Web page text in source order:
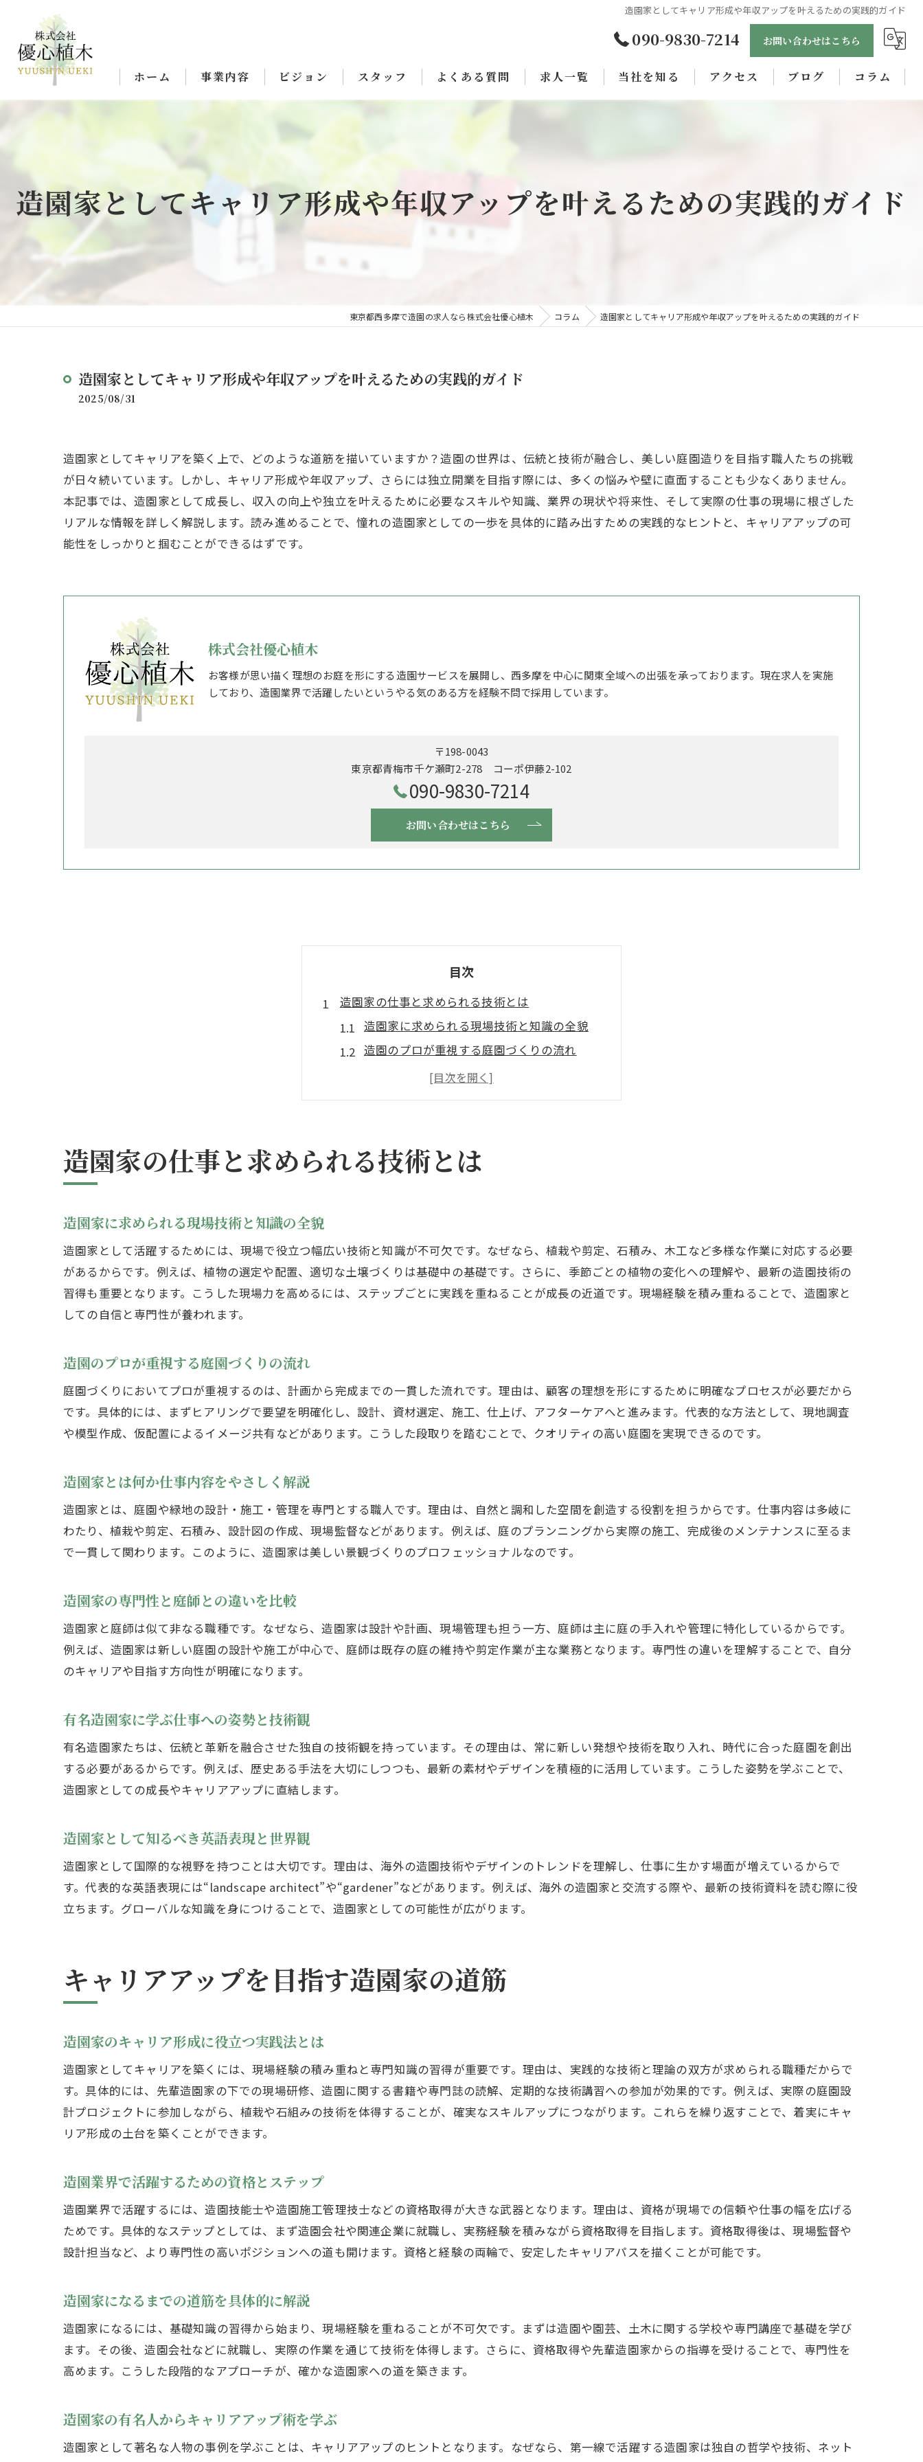
造園家としてキャリア形成や年収アップを叶えるための実践的ガイド
090-9830-7214 お問い合わせはこちら
ホーム 事業内容 ビジョン スタッフ よくある質問 求人一覧 当社を知る
職人
アクセス ブログ コラム
造園家としてキャリア形成や年収アップを叶えるための実践的ガイド
東京都西多摩で造園の求人なら株式会社優心植木 コラム 造園家としてキャリア形成や年収アップを叶えるための実践的ガイド
造園家としてキャリア形成や年収アップを叶えるための実践的ガイド
2025/08/31
造園家としてキャリアを築く上で、どのような道筋を描いていますか？造園の世界は、伝統と技術が融合し、美しい庭園造りを目指す職人たちの挑戦
が日々続いています。しかし、キャリア形成や年収アップ、さらには独立開業を目指す際には、多くの悩みや壁に直面することも少なくありません。
本記事では、造園家として成長し、収入の向上や独立を叶えるために必要なスキルや知識、業界の現状や将来性、そして実際の仕事の現場に根ざした
リアルな情報を詳しく解説します。読み進めることで、憧れの造園家としての一歩を具体的に踏み出すための実践的なヒントと、キャリアアップの可
能性をしっかりと掴むことができるはずです。
株式会社優心植木
お客様が思い描く理想のお庭を形にする造園サービスを展開し、西多摩を中心に関東全域への出張を承っております。現在求人を実施
しており、造園業界で活躍したいというやる気のある方を経験不問で採用しています。
〒198-0043
東京都青梅市千ケ瀬町2-278 コーポ伊藤2-102
090-9830-7214
お問い合わせはこちら
目次
造園家の仕事と求められる技術とは
造園家に求められる現場技術と知識の全貌
造園のプロが重視する庭園づくりの流れ
造園家とは何か仕事内容をやさしく解説
造園家の専門性と庭師との違いを比較
造園家として知るべき英語表現と世界観
キャリアアップを目指す造園家の道筋
造園家になるまでの道筋を具体的に解説
造園家の有名人からキャリアアップ術を学ぶ
ガーデナーや庭師との違いを知って成長
収入向上に直結する造園スキルとは何か
独立を目指す造園家が押さえるべき学び方
有名造園家のスキル習得術を徹底解説
造園家になるには何が必要なのか解説
造園家になるために必要な資格と経験とは
造園家を目指す人が知るべき進路と選択肢
造園家に必要な心構えと学びのポイント
ガーデナーや庭師との関係性を理解する
造園業で儲かるための戦略と収入の実態
有名造園家の独立事例から学ぶポイント
有名造園家のキャリアと作品から得る学び
造園家涌井さんの歩みに見る成功の秘訣
荻野流造園家としての思考と実践方法
ガーデナーや庭師との比較で見える強み
若手造園家が今学ぶべき成功の要素
造園業界の現状と今後のキャリア展望
造園家として活躍するための市場動向
有名造園家が示す業界の新たな潮流
造園家が理想のキャリアを築くための手順
造園の経験やスキルを活かす働き方とは
有名造園家のキャリアモデルを参考にする
造園家の将来性と夢を実現する方法
造園家の仕事と求められる技術とは
造園家に求められる現場技術と知識の全貌
造園家として活躍するためには、現場で役立つ幅広い技術と知識が不可欠です。なぜなら、植栽や剪定、石積み、木工など多様な作業に対応する必要
があるからです。例えば、植物の選定や配置、適切な土壌づくりは基礎中の基礎です。さらに、季節ごとの植物の変化への理解や、最新の造園技術の
習得も重要となります。こうした現場力を高めるには、ステップごとに実践を重ねることが成長の近道です。現場経験を積み重ねることで、造園家と
しての自信と専門性が養われます。
造園のプロが重視する庭園づくりの流れ
庭園づくりにおいてプロが重視するのは、計画から完成までの一貫した流れです。理由は、顧客の理想を形にするために明確なプロセスが必要だから
です。具体的には、まずヒアリングで要望を明確化し、設計、資材選定、施工、仕上げ、アフターケアへと進みます。代表的な方法として、現地調査
や模型作成、仮配置によるイメージ共有などがあります。こうした段取りを踏むことで、クオリティの高い庭園を実現できるのです。
造園家とは何か仕事内容をやさしく解説
造園家とは、庭園や緑地の設計・施工・管理を専門とする職人です。理由は、自然と調和した空間を創造する役割を担うからです。仕事内容は多岐に
わたり、植栽や剪定、石積み、設計図の作成、現場監督などがあります。例えば、庭のプランニングから実際の施工、完成後のメンテナンスに至るま
で一貫して関わります。このように、造園家は美しい景観づくりのプロフェッショナルなのです。
造園家の専門性と庭師との違いを比較
造園家と庭師は似て非なる職種です。なぜなら、造園家は設計や計画、現場管理も担う一方、庭師は主に庭の手入れや管理に特化しているからです。
例えば、造園家は新しい庭園の設計や施工が中心で、庭師は既存の庭の維持や剪定作業が主な業務となります。専門性の違いを理解することで、自分
のキャリアや目指す方向性が明確になります。
有名造園家に学ぶ仕事への姿勢と技術観
有名造園家たちは、伝統と革新を融合させた独自の技術観を持っています。その理由は、常に新しい発想や技術を取り入れ、時代に合った庭園を創出
する必要があるからです。例えば、歴史ある手法を大切にしつつも、最新の素材やデザインを積極的に活用しています。こうした姿勢を学ぶことで、
造園家としての成長やキャリアアップに直結します。
造園家として知るべき英語表現と世界観
造園家として国際的な視野を持つことは大切です。理由は、海外の造園技術やデザインのトレンドを理解し、仕事に生かす場面が増えているからで
す。代表的な英語表現には“landscape architect”や“gardener”などがあります。例えば、海外の造園家と交流する際や、最新の技術資料を読む際に役
立ちます。グローバルな知識を身につけることで、造園家としての可能性が広がります。
キャリアアップを目指す造園家の道筋
造園家のキャリア形成に役立つ実践法とは
造園家としてキャリアを築くには、現場経験の積み重ねと専門知識の習得が重要です。理由は、実践的な技術と理論の双方が求められる職種だからで
す。具体的には、先輩造園家の下での現場研修、造園に関する書籍や専門誌の読解、定期的な技術講習への参加が効果的です。例えば、実際の庭園設
計プロジェクトに参加しながら、植栽や石組みの技術を体得することが、確実なスキルアップにつながります。これらを繰り返すことで、着実にキャ
リア形成の土台を築くことができます。
造園業界で活躍するための資格とステップ
造園業界で活躍するには、造園技能士や造園施工管理技士などの資格取得が大きな武器となります。理由は、資格が現場での信頼や仕事の幅を広げる
ためです。具体的なステップとしては、まず造園会社や関連企業に就職し、実務経験を積みながら資格取得を目指します。資格取得後は、現場監督や
設計担当など、より専門性の高いポジションへの道も開けます。資格と経験の両輪で、安定したキャリアパスを描くことが可能です。
造園家になるまでの道筋を具体的に解説
造園家になるには、基礎知識の習得から始まり、現場経験を重ねることが不可欠です。まずは造園や園芸、土木に関する学校や専門講座で基礎を学び
ます。その後、造園会社などに就職し、実際の作業を通じて技術を体得します。さらに、資格取得や先輩造園家からの指導を受けることで、専門性を
高めます。こうした段階的なアプローチが、確かな造園家への道を築きます。
造園家の有名人からキャリアアップ術を学ぶ
造園家として著名な人物の事例を学ぶことは、キャリアアップのヒントとなります。なぜなら、第一線で活躍する造園家は独自の哲学や技術、ネット